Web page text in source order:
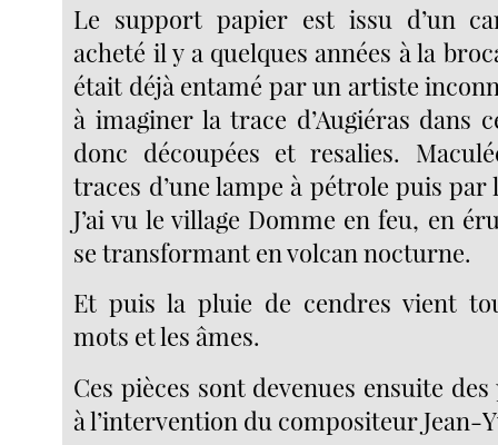
Le support papier est issu d’un
acheté il y a quelques années à la
était déjà entamé par un artiste
à imaginer la trace d’Augiéras dans
donc découpées et resalies.
traces d’une lampe à pétrole puis par
J’ai vu le village Domme en feu, en
se transformant en volcan nocturne.
Et puis la pluie de cendres vient
mots et les âmes.
Ces pièces sont devenues ensuite
à l’intervention du compositeur Jean-